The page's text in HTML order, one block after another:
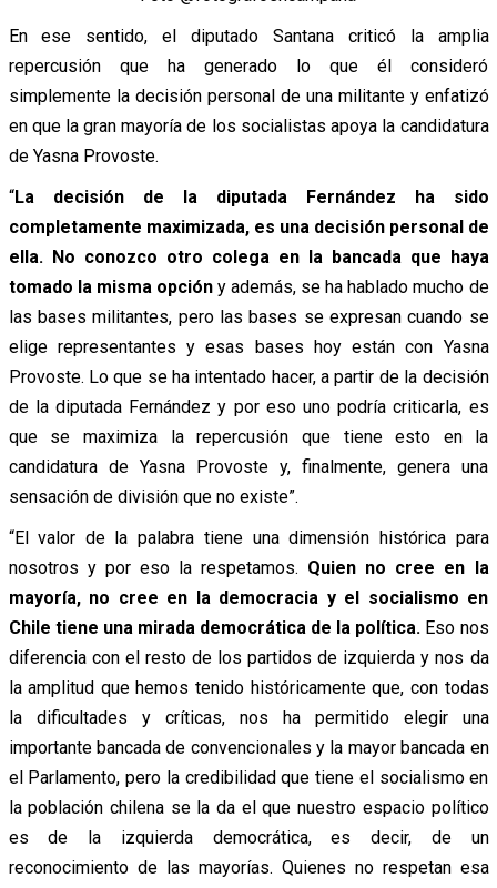
En ese sentido, el diputado Santana criticó la amplia
repercusión que ha generado lo que él consideró
simplemente la decisión personal de una militante y enfatizó
en que la gran mayoría de los socialistas apoya la candidatura
de Yasna Provoste.
“La decisión de la diputada Fernández ha sido
completamente maximizada, es una decisión personal de
ella. No conozco otro colega en la bancada que haya
tomado la misma opcióny además, se ha hablado mucho de
las bases militantes, pero las bases se expresan cuando se
elige representantes y esas bases hoy están con Yasna
Provoste. Lo que se ha intentado hacer, a partir de la decisión
de la diputada Fernández y por eso uno podría criticarla, es
que se maximiza la repercusión que tiene esto en la
candidatura de Yasna Provoste y, finalmente, genera una
sensación de división que no existe”.
“El valor de la palabra tiene una dimensión histórica para
nosotros y por eso la respetamos. Quien no cree en la
mayoría, no cree en la democracia y el socialismo en
Chile tiene una mirada democrática de la política. Eso nos
diferencia con el resto de los partidos de izquierda y nos da
la amplitud que hemos tenido históricamente que, con todas
la dificultades y críticas, nos ha permitido elegir una
importante bancada de convencionales y la mayor bancada en
el Parlamento, pero la credibilidad que tiene el socialismo en
la población chilena se la da el que nuestro espacio político
es de la izquierda democrática, es decir, de un
reconocimiento de las mayorías. Quienes no respetan esa